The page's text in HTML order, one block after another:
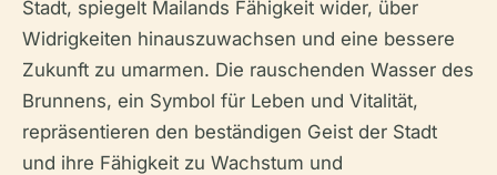
Stadt, spiegelt Mailands Fähigkeit wider, über
Widrigkeiten hinauszuwachsen und eine bessere
Zukunft zu umarmen. Die rauschenden Wasser des
Brunnens, ein Symbol für Leben und Vitalität,
repräsentieren den beständigen Geist der Stadt
und ihre Fähigkeit zu Wachstum und